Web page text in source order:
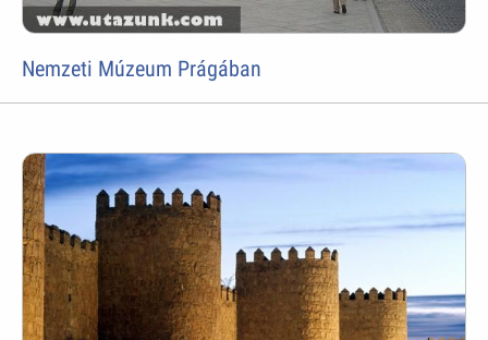
Nemzeti Múzeum Prágában